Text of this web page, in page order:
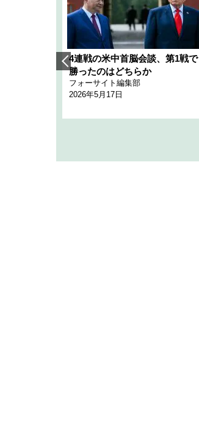
4連戦の米中首脳会談、第1戦で
勝ったのはどちらか
フォーサイト編集部
2026年5月17日